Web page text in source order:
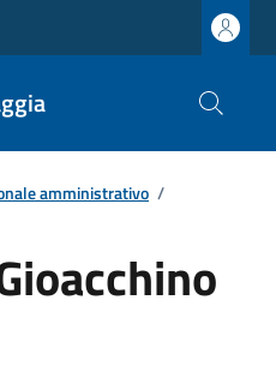
amministrativo /